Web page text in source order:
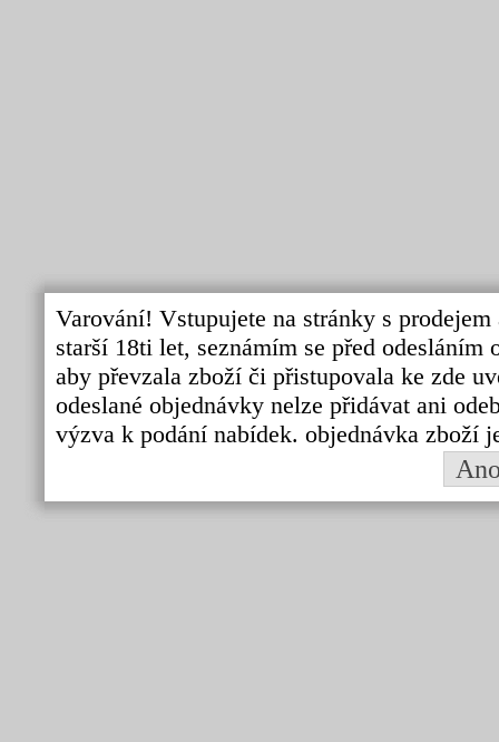
Varování! Vstupujete na stránky s
starší 18ti let, seznámím se před
aby převzala zboží či přistupovala ke zde
odeslané objednávky nelze přidávat ani
výzva k podání nabídek. objednávka zboží